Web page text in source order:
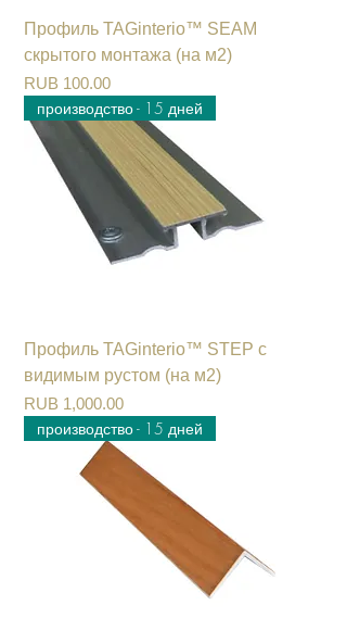
Профиль TAGinterio™ SEAM
скрытого монтажа (на м2)
Цена
RUB 100.00
производство - 15 дней
Профиль TAGinterio™ STEP с
видимым рустом (на м2)
Цена
RUB 1,000.00
производство - 15 дней